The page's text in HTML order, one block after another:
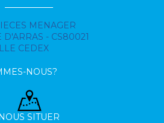
MENAGER
D'ARRAS - CS80021
CEDEX
NOUS?
SITUER